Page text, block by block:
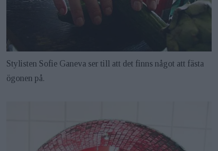
Stylisten Sofie Ganeva ser till att det finns något att fästa
ögonen på.